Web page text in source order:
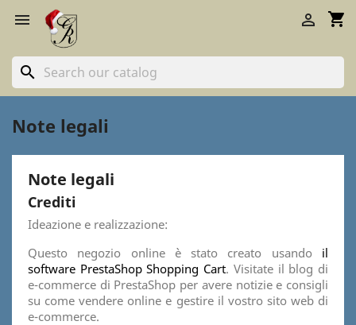
 shopping_cart

search
Note legali
Note legali
Crediti
Ideazione e realizzazione:
Questo negozio online è stato creato usando il
software PrestaShop Shopping Cart. Visitate il blog di
e-commerce di PrestaShop per avere notizie e consigli
su come vendere online e gestire il vostro sito web di
e-commerce.